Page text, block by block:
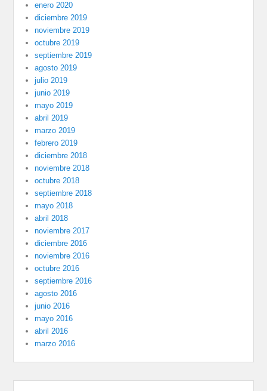
enero 2020
diciembre 2019
noviembre 2019
octubre 2019
septiembre 2019
agosto 2019
julio 2019
junio 2019
mayo 2019
abril 2019
marzo 2019
febrero 2019
diciembre 2018
noviembre 2018
octubre 2018
septiembre 2018
mayo 2018
abril 2018
noviembre 2017
diciembre 2016
noviembre 2016
octubre 2016
septiembre 2016
agosto 2016
junio 2016
mayo 2016
abril 2016
marzo 2016